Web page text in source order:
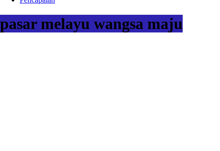
pasar melayu wangsa maju